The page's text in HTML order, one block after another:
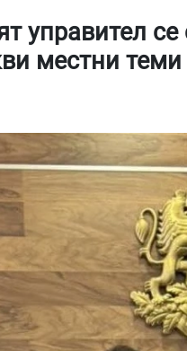
управител
местни